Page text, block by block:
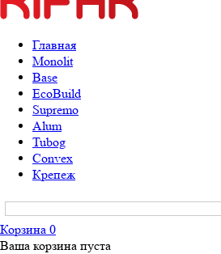
Главная
Monolit
Base
EcoBuild
Supremo
Alum
Tubog
Convex
Крепеж
Корзина 0
Ваша корзина пуста